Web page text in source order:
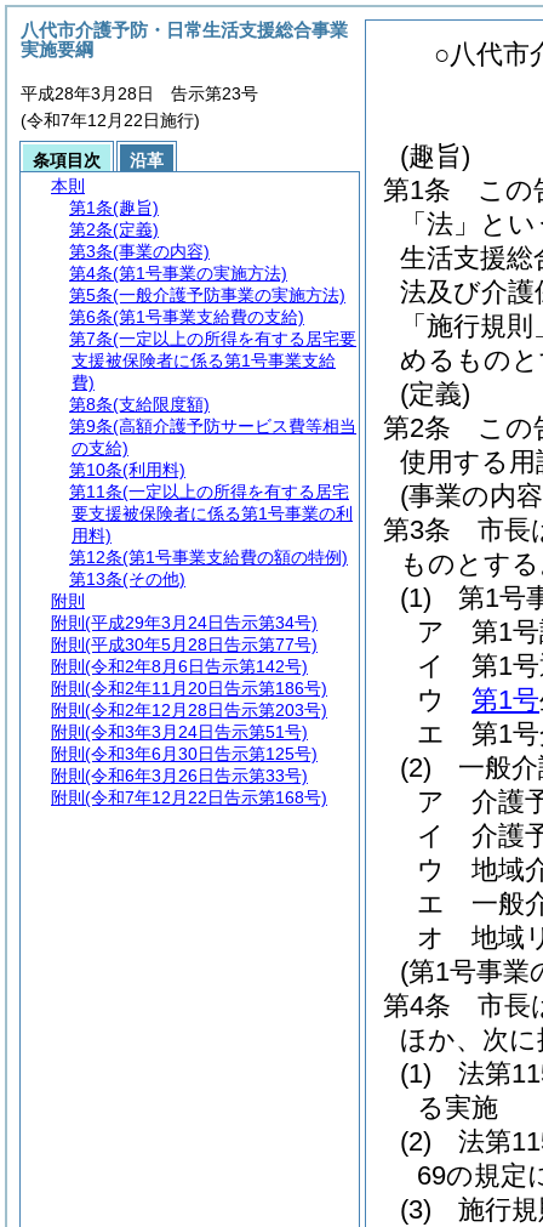
○八代市
(趣旨)
第1条
この
「法」と
生活支援総
法及び介護
「施行規
めるもの
(定義)
第2条
この
使用する
(事業の内
第3条
市長
ものとす
(1)
第1号
ア
第1
イ
第1
ウ
第1号
エ
第1
(2)
一般
ア
介護
イ
介護
ウ
地域
エ
一般
オ
地域
(第1号事業
第4条
市長
ほか、次
(1)
法第
る実施
(2)
法第
69の規定
(3)
施行
八代市介護予防・日常生活支援総合事業
実施要綱
平成28年3月28日 告示第23号
(令和7年12月22日施行)
条項目次
沿革
本則
第1条(趣旨)
第2条(定義)
第3条(事業の内容)
第4条(第1号事業の実施方法)
第5条(一般介護予防事業の実施方法)
第6条(第1号事業支給費の支給)
第7条(一定以上の所得を有する居宅要
支援被保険者に係る第1号事業支給
費)
第8条(支給限度額)
第9条(高額介護予防サービス費等相当
の支給)
第10条(利用料)
第11条(一定以上の所得を有する居宅
要支援被保険者に係る第1号事業の利
用料)
第12条(第1号事業支給費の額の特例)
第13条(その他)
附則
附則 (平成29年3月24日告示第34号)
附則 (平成30年5月28日告示第77号)
附則 (令和2年8月6日告示第142号)
附則 (令和2年11月20日告示第186号)
附則 (令和2年12月28日告示第203号)
附則 (令和3年3月24日告示第51号)
附則 (令和3年6月30日告示第125号)
附則 (令和6年3月26日告示第33号)
附則 (令和7年12月22日告示第168号)